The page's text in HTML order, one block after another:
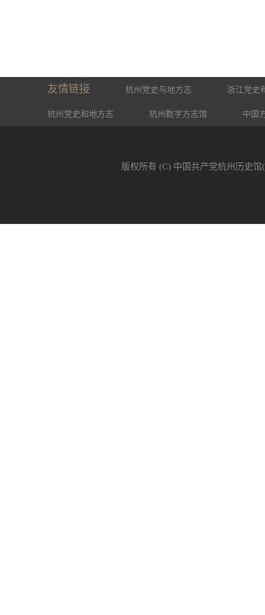
友情链接 杭州党史与地方志 浙江党史
杭州党史和地方志 杭州数字方志馆 中国
版权所有 (C) 中国共产党杭州历史